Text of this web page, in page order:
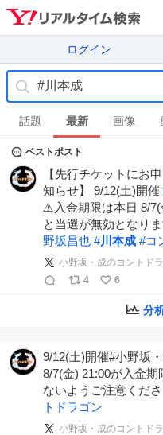
ログイン
話題 最新 画像
ベストポスト
【先行チケットにお
知らせ】 9/12(土)開催
⚠️入金期限は本日 8/7(
と当選が無効となり
野坂昌也 #川本成 #コ
小野坂・成のコントド
4
6
分
9/12(土)開催#小野坂
8/7(金) 21:00が入金
ないようご注意くださ
トドラゴン
小野坂・成のコントド